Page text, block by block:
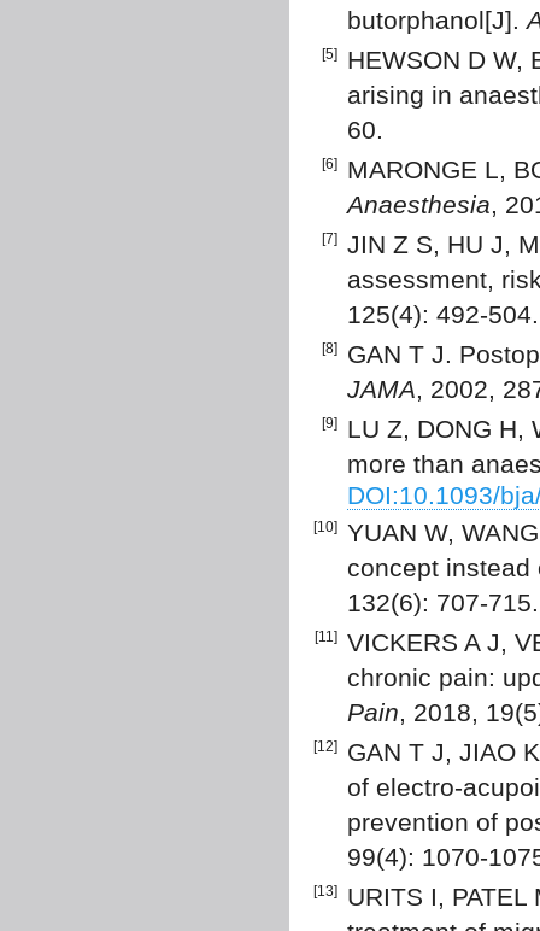
butorphanol[J].
[5]
HEWSON D W,
arising in
60.
[6]
MARONGE L,
Anaesthesia,
[7]
JIN Z S, HU J,
assessment,
125(4): 492-
[8]
GAN T J.
JAMA, 2002,
[9]
LU Z, DONG H,
more than
DOI:10.1093/
[10]
YUAN W,
concept
132(6): 707-
[11]
VICKERS A J,
chronic pain:
Pain, 2018,
[12]
GAN T J, JIAO
of electro-
prevention of
99(4): 1070-
[13]
URITS I,